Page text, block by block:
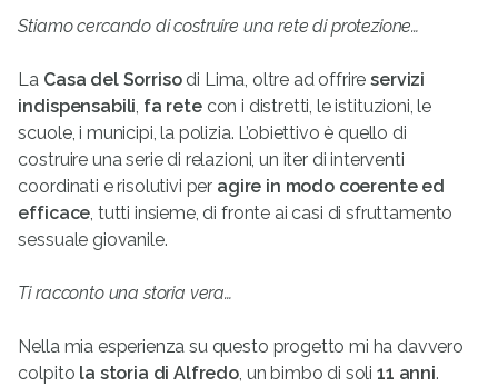
Stiamo cercando di costruire una rete di protezione…
La Casa del Sorrisodi Lima, oltre ad offrire servizi
indispensabili fa retecon i distretti, le istituzioni, le
scuole, i municipi, la polizia. L’obiettivo è quello di
costruire una serie di relazioni, un iter di interventi
coordinati e risolutivi per agire in modo coerente ed
efficace , tutti insieme, di fronte ai casi di sfruttamento
sessuale giovanile.
Ti racconto una storia vera…
Nella mia esperienza su questo progetto mi ha davvero
colpito la storia di Alfredo , un bimbo di soli 11 anni.